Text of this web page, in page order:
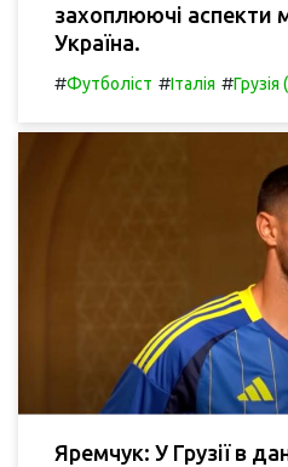
захоплюючі аспекти
Україна.
#Футболіст #Італія #Грузія
Яремчук: У Грузії в